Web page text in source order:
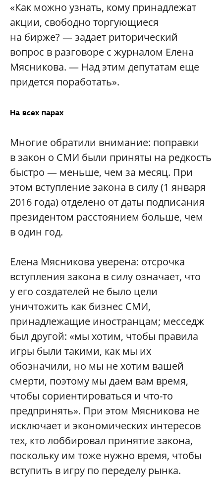
«Как можно узнать, кому принадлежат
акции, свободно торгующиеся
на бирже? — задает риторический
вопрос в разговоре с журналом Елена
Мясникова. — Над этим депутатам еще
придется поработать».
На всех парах
Многие обратили внимание: поправки
в закон о СМИ были приняты на редкость
быстро — меньше, чем за месяц. При
этом вступление закона в силу (1 января
2016 года) отделено от даты подписания
президентом расстоянием больше, чем
в один год.
Елена Мясникова уверена: отсрочка
вступления закона в силу означает, что
у его создателей не было цели
уничтожить как бизнес СМИ,
принадлежащие иностранцам; месседж
был другой: «мы хотим, чтобы правила
игры были такими, как мы их
обозначили, но мы не хотим вашей
смерти, поэтому мы даем вам время,
чтобы сориентироваться и что-то
предпринять». При этом Мясникова не
исключает и экономических интересов
тех, кто лоббировал принятие закона,
поскольку им тоже нужно время, чтобы
вступить в игру по переделу рынка.